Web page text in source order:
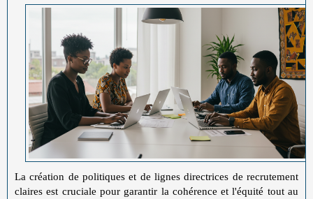
La création de politiques et de lignes directrices de recrutement
claires est cruciale pour garantir la cohérence et l'équité tout au